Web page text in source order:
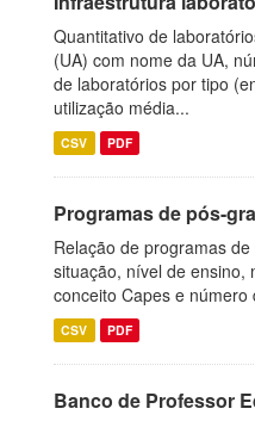
Quantitativo de
(UA) com nome da UA,
de laboratórios por tipo
utilização média...
CSV PDF
Programas de pós-
Relação de programas
situação, nível de ensino,
conceito Capes e número
CSV PDF
Banco de Professor